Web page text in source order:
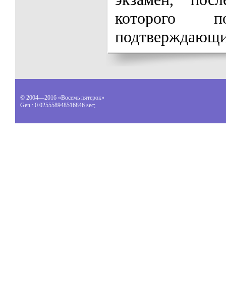
которого
© 2004—2016 «Восемь пятерок»
Gen.: 0.025558948516846 sec;